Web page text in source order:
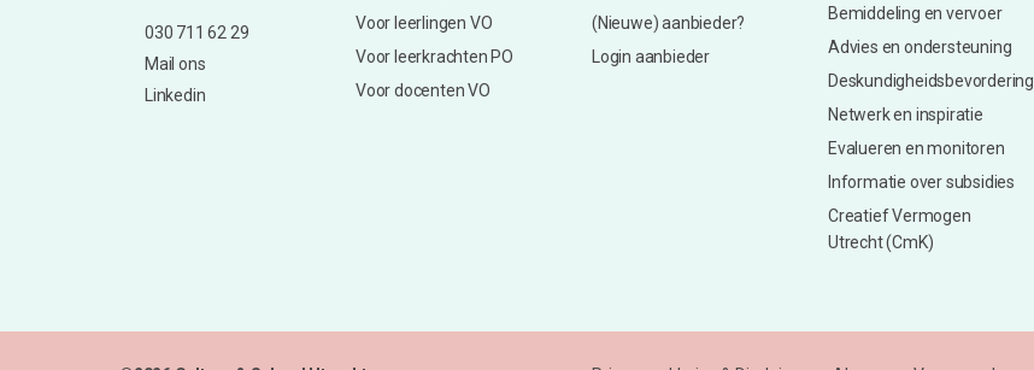
030 711 62 29
Mail ons
Linkedin
Voor leerlingen VO
Voor leerkrachten PO
Voor docenten VO
(Nieuwe) aanbieder?
Login aanbieder
Bemiddeling en vervoer
Advies en ondersteuning
Deskundigheidsbevordering
Netwerk en inspiratie
Evalueren en monitoren
Informatie over subsidies
Creatief Vermogen
Utrecht (CmK)